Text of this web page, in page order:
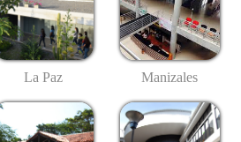
La Paz Manizales